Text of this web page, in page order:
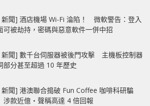
新聞] 酒店機場 Wi-Fi 淪陷！ 微軟警告：登入
可被劫持，密碼與惡意軟件一併中招
新聞] 數千台伺服器被後門攻擊 主機板控制器
部分甚至超過 10 年歷史
新聞] 港澳聯合搗破 Fun Coffee 咖啡科研騙
款近億‧聲稱高達 4 倍回報